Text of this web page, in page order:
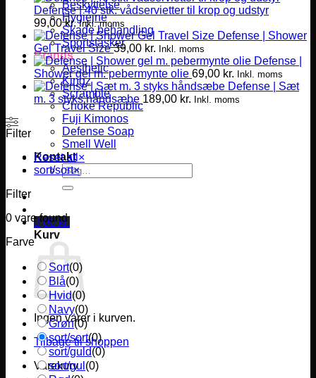
Beskyttelse
Hygiejne
Skade behandling
Sportstasker
Brands
Aesthetic
Kingz
Scramble
Choke Republic
Fuji Kimonos
Defense Soap
Smell Well
Kontakt
Søg
efter:
0,00 kr.
Kurv
Ingen varer i kurven.
Tilbage til shoppen
Varekurv
Defense | 40 stk. vådservietter til krop og udstyr
99,00kr. Inkl. moms
Defense | Shower
Gel Travel Size 39,00 kr. Inkl. moms
Defense |
Shower gel m. pebermynte olie 69,00 kr. Inkl. moms
Defense | Sæt
m. 3 styks håndsæbe 189,00 kr. Inkl. moms
Filter
Reset all ×
sort/sort×
Filter
0 vare found
Farve
Sort(0)
Blå(0)
Hvid(0)
Navy(0)
Grøn(0)
sort/sort(0)
sort/guld(0)
sort/gul (0)